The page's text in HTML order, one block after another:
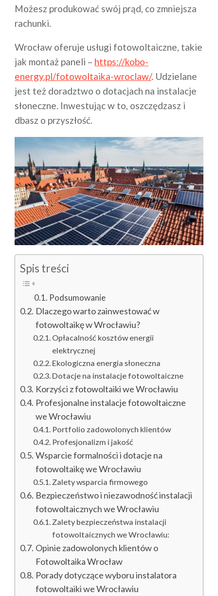
Możesz produkować swój prąd, co zmniejsza
rachunki.
Wrocław oferuje usługi fotowoltaiczne, takie
jak montaż paneli – https://kobo-
energy.pl/fotowoltaika-wroclaw/. Udzielane
jest też doradztwo o dotacjach na instalacje
słoneczne. Inwestując w to, oszczędzasz i
dbasz o przyszłość.
Spis treści
Podsumowanie
Dlaczego warto zainwestować w
fotowoltaikę w Wrocławiu?
Opłacalność kosztów energii
elektrycznej
Ekologiczna energia słoneczna
Dotacje na instalacje fotowoltaiczne
Korzyści z fotowoltaiki we Wrocławiu
Profesjonalne instalacje fotowoltaiczne
we Wrocławiu
Portfolio zadowolonych klientów
Profesjonalizm i jakość
Wsparcie formalności i dotacje na
fotowoltaikę we Wrocławiu
Zalety wsparcia firmowego
Bezpieczeństwo i niezawodność instalacji
fotowoltaicznych we Wrocławiu
Zalety bezpieczeństwa instalacji
fotowoltaicznych we Wrocławiu:
Opinie zadowolonych klientów o
Fotowoltaika Wrocław
Porady dotyczące wyboru instalatora
fotowoltaiki we Wrocławiu